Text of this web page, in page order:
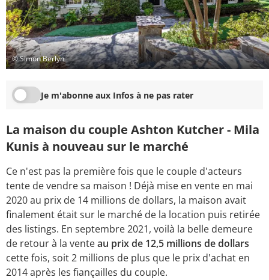
© Simon Berlyn
Je m'abonne aux Infos à ne pas rater
La maison du couple Ashton Kutcher - Mila
Kunis à nouveau sur le marché
Ce n'est pas la première fois que le couple d'acteurs
tente de vendre sa maison ! Déjà mise en vente en mai
2020 au prix de 14 millions de dollars, la maison avait
finalement était sur le marché de la location puis retirée
des listings. En septembre 2021, voilà la belle demeure
de retour à la venteau prix de 12,5 millions de dollars
cette fois, soit 2 millions de plus que le prix d'achat en
2014 après les fiançailles du couple.